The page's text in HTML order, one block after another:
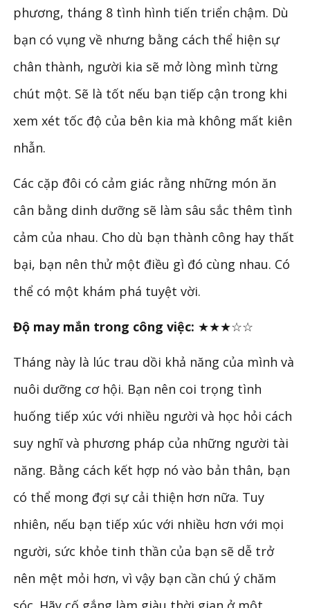
phương, tháng 8 tình hình tiến triển chậm. Dù
bạn có vụng về nhưng bằng cách thể hiện sự
chân thành, người kia sẽ mở lòng mình từng
chút một. Sẽ là tốt nếu bạn tiếp cận trong khi
xem xét tốc độ của bên kia mà không mất kiên
nhẫn.
Các cặp đôi có cảm giác rằng những món ăn
cân bằng dinh dưỡng sẽ làm sâu sắc thêm tình
cảm của nhau. Cho dù bạn thành công hay thất
bại, bạn nên thử một điều gì đó cùng nhau. Có
thể có một khám phá tuyệt vời.
Độ may mắn trong công việc: ★★★☆☆
Tháng này là lúc trau dồi khả năng của mình và
nuôi dưỡng cơ hội. Bạn nên coi trọng tình
huống tiếp xúc với nhiều người và học hỏi cách
suy nghĩ và phương pháp của những người tài
năng. Bằng cách kết hợp nó vào bản thân, bạn
có thể mong đợi sự cải thiện hơn nữa. Tuy
nhiên, nếu bạn tiếp xúc với nhiều hơn với mọi
người, sức khỏe tinh thần của bạn sẽ dễ trở
nên mệt mỏi hơn, vì vậy bạn cần chú ý chăm